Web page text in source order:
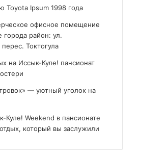
Toyota Ipsum 1998 года
офисное помещение
города район: ул.
Токтогула
на Иссык-Куле! пансионат
— уютный уголок на
Куле! Weekend в пансионате
который вы заслужили